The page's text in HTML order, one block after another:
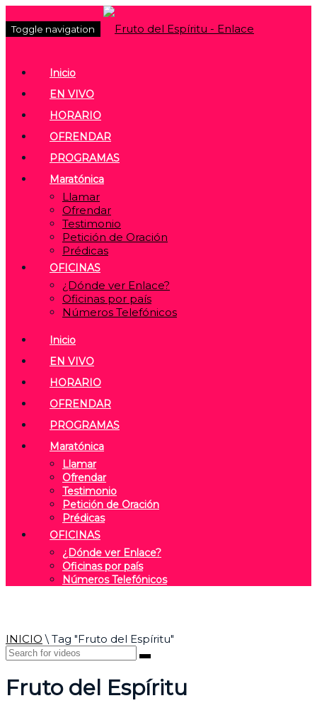
Toggle navigation
Inicio
EN VIVO
HORARIO
OFRENDAR
PROGRAMAS
Maratónica
Llamar
Ofrendar
Testimonio
Petición de Oración
Prédicas
OFICINAS
¿Dónde ver Enlace?
Oficinas por país
Números Telefónicos
Inicio
EN VIVO
HORARIO
OFRENDAR
PROGRAMAS
Maratónica
Llamar
Ofrendar
Testimonio
Petición de Oración
Prédicas
OFICINAS
¿Dónde ver Enlace?
Oficinas por país
Números Telefónicos
INICIO \ Tag "Fruto del Espíritu"
Fruto del Espíritu